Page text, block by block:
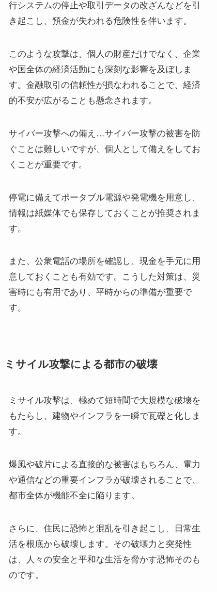
行システムの停止や取引データの改ざんなどを引
き起こし、預金が失われる危険性を伴います。
このような攻撃は、個人の財産だけでなく、企業
や国全体の経済活動にも深刻な影響を及ぼしま
す。金融取引の信頼性が損なわれることで、経済
的不安が広がることも懸念されます。
サイバー攻撃への備え…サイバー攻撃の被害を防
ぐことは難しいですが、個人として備えをしてお
くことが重要です。
停電に備えてポータブル電源や発電機を用意し、
情報は紙媒体でも保存しておくことが推奨されま
す。
また、公衆電話の場所を確認し、現金を手元に用
意しておくことも有効です。こうした対策は、災
害時にも有用であり、平時からの準備が重要で
す。
ミサイル攻撃による都市の破壊
ミサイル攻撃は、極めて短時間で大規模な破壊を
もたらし、建物やインフラを一瞬で瓦礫と化しま
す。
爆風や破片による直接的な被害はもちろん、電力
や通信などの重要インフラが破壊されることで、
都市全体が機能不全に陥ります。
さらに、住民に恐怖と混乱を引き起こし、日常生
活を根底から破壊します。その破壊力と突発性
は、人々の安全と平和な生活を脅かす恐怖そのも
のです。